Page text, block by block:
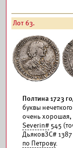
Лот 63.
Полтина 1723
буквы
очень хорошая,
Severin# 545
ДьяковЗС# 1387
по Петрову.